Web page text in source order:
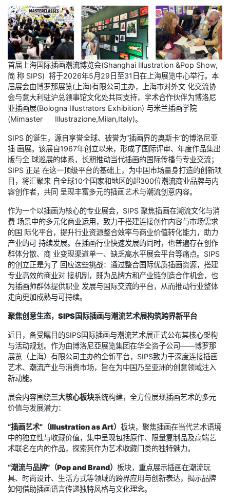
首届上海国际插画潮流博览会(Shanghai Illustration &Pop Show,
简 称 SIPS) 将于2026年5月29日至31日在上海展览中心举行。本
届展会由博罗那展览(上海)有限公司主办，上海市对外文 化交流协
会与意大利驻沪总领事馆文化处共同支持，学术合作伙伴为博洛尼
亚插画展(Bologna Illustrators Exhibition) 与米兰插画学院
(Mimaster Illustrazione,Milan,Italy)。
SIPS 的诞生，源自享誉全球、被誉为“插画界的奥斯卡”的博洛尼亚
插 画展。该展自1967年创立以来，形成了国际评审、年度作品集出
版与全 球巡展的体系，长期推动当代插画的国际传播与专业交流；
SIPS 正是 在这一顶级平台的基础上，为中国市场量身打造的创新项
目，将汇聚来 自全球10个国家和地区的超300位潮流商业品牌与内
容创作者，共同 呈现丰富多元的插画艺术与潮流创意内容。
作为一个以插画为核心的专业展会，SIPS 聚焦插画在潮流文化与消
费 场景中的多元化商业运用，致力于搭建连接创作内容与市场需求
的国 际化平台，提升行业资源整合效率与商业价值转化能力，助力
产业的可 持续发展。在插画行业快速发展的同时，也普遍存在创作
群体分散、商 业变现渠道单一、缺乏高水平展会平台等痛点。SIPS
的创立正是为了 回应这些挑战：通过整合国际优质插画资源，搭建
专业高效的商业对 接机制，既为品牌方和产业链创造合作机会，也
为插画师群体提供职业 发展与国际交流的平台，从而推动行业整体
走向更加成熟与可持续。
聚焦创意生态，SIPS国际插画与潮流艺术展构筑跨界新平台
近日，备受瞩目的SIPS国际插画与潮流艺术展正式公布其核心架构
与活动规划。作为由博洛尼亞展览集团在华全资子公司——博罗那
展览（上海）有限公司主办的全新平台，SIPS致力于深度连接插画
艺术、潮流产业与消费市场，旨在为中国乃至亚洲的创意领域注入
新动能。
展会内容围绕三大核心板块系统构建，全方位展现插画艺术的多元
价值与发展潜力：
“插画艺术”（Illustration as Art） 板块，聚焦插画在当代艺术语境
中的独立性与收藏价值，集中呈现包括原作、限量复制品及高端艺
术联名在内的作品，探索其作为艺术收藏门类的独特魅力。
“潮流与品牌”（Pop and Brand） 板块，重点展示插画在潮流玩
具、时尚设计、生活方式等领域的跨界应用与创新表达，揭示品牌
如何借助插画语言传递独特风格与文化理念。